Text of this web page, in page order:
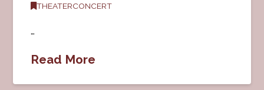
THEATERCONCERT
…
Read More